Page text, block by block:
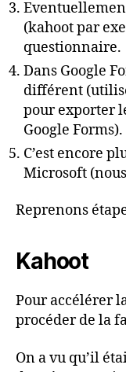
(kahoot par
questionnaire.
Dans Google
différent
pour exporter
Google Forms).
C’est encore
Microsoft
Reprenons
Kahoot
Pour accélérer
procéder de la
On a vu qu’il